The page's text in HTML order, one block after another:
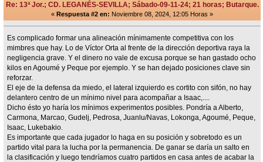
Re: 13ª Jor.; CD. LEGANÉS-SEVILLA; Sábado-09-11-24; 21 horas; Butarque.
« Respuesta #2 en: Noviembre 08, 2024, 12:05 Horas »
Es complicado formar una alineación mínimamente competitiva con los
mimbres que hay. Lo de Víctor Orta al frente de la dirección deportiva raya la
negligencia grave. Y el dinero no vale de excusa porque se han gastado ocho
kilos en Agoumé y Peque por ejemplo. Y se han dejado posiciones clave sin
reforzar.
El eje de la defensa da miedo, el lateral izquierdo es cortito con sifón, no hay
delantero centro de un mínimo nivel para acompañar a Isaac,....
Dicho ésto yo haría los mínimos experimentos posibles. Pondría a Alberto,
Carmona, Marcao, Gudelj, Pedrosa, Juanlu/Navas, Lokonga, Agoumé, Peque,
Isaac, Lukebakio.
Es importante que cada jugador lo haga en su posición y sobretodo es un
partido vital para la lucha por la permanencia. De ganar se daría un salto en
la clasificación y luego tendríamos cuatro partidos en casa antes de acabar la